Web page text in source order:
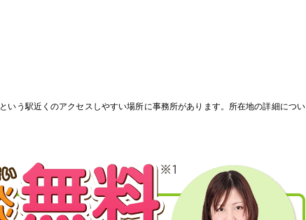
いう駅近くのアクセスしやすい場所に事務所があります。所在地の詳細につい